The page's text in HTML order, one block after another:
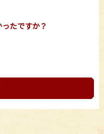
たですか？